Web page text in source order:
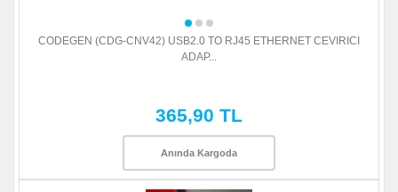
CODEGEN (CDG-CNV42) USB2.0 TO RJ45 ETHERNET CEVIRICI
ADAP...
365,90 TL
Anında Kargoda